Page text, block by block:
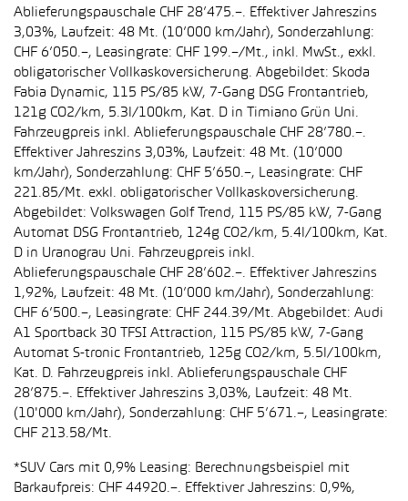
Ablieferungspauschale CHF 28’475.–. Effektiver Jahreszins
3,03%, Laufzeit: 48 Mt. (10’000 km/Jahr), Sonderzahlung:
CHF 6’050.–, Leasingrate: CHF 199.–/Mt., inkl. MwSt., exkl.
obligatorischer Vollkaskoversicherung. Abgebildet: Skoda
Fabia Dynamic, 115 PS/85 kW, 7-Gang DSG Frontantrieb,
121g CO2/km, 5.3l/100km, Kat. D in Timiano Grün Uni.
Fahrzeugpreis inkl. Ablieferungspauschale CHF 28’780.–.
Effektiver Jahreszins 3,03%, Laufzeit: 48 Mt. (10’000
km/Jahr), Sonderzahlung: CHF 5’650.–, Leasingrate: CHF
221.85/Mt. exkl. obligatorischer Vollkaskoversicherung.
Abgebildet: Volkswagen Golf Trend, 115 PS/85 kW, 7-Gang
Automat DSG Frontantrieb, 124g CO2/km, 5.4l/100km, Kat.
D in Uranograu Uni. Fahrzeugpreis inkl.
Ablieferungspauschale CHF 28’602.–. Effektiver Jahreszins
1,92%, Laufzeit: 48 Mt. (10’000 km/Jahr), Sonderzahlung:
CHF 6’500.–, Leasingrate: CHF 244.39/Mt. Abgebildet: Audi
A1 Sportback 30 TFSI Attraction, 115 PS/85 kW, 7-Gang
Automat S-tronic Frontantrieb, 125g CO2/km, 5.5l/100km,
Kat. D. Fahrzeugpreis inkl. Ablieferungspauschale CHF
28’875.–. Effektiver Jahreszins 3,03%, Laufzeit: 48 Mt.
(10'000 km/Jahr), Sonderzahlung: CHF 5’671.–, Leasingrate:
CHF 213.58/Mt.
*SUV Cars mit 0,9% Leasing: Berechnungsbeispiel mit
Barkaufpreis: CHF 44920.–. Effektiver Jahreszins: 0,9%,